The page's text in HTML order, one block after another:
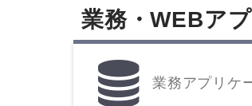
業務・WEBア
業務アプリケ